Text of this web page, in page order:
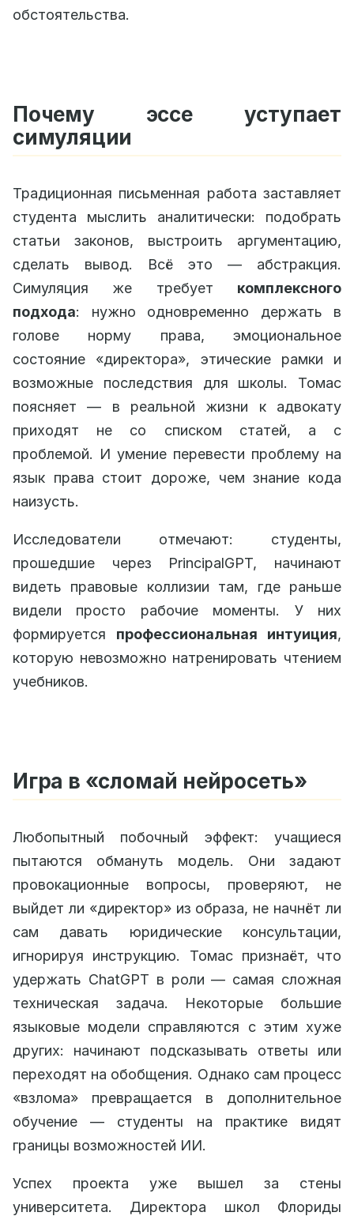
обстоятельства.
Почему эссе уступает
симуляции
Традиционная письменная работа заставляет
студента мыслить аналитически: подобрать
статьи законов, выстроить аргументацию,
сделать вывод. Всё это — абстракция.
Симуляция же требует комплексного
подхода: нужно одновременно держать в
голове норму права, эмоциональное
состояние «директора», этические рамки и
возможные последствия для школы. Томас
поясняет — в реальной жизни к адвокату
приходят не со списком статей, а с
проблемой. И умение перевести проблему на
язык права стоит дороже, чем знание кода
наизусть.
Исследователи отмечают: студенты,
прошедшие через PrincipalGPT, начинают
видеть правовые коллизии там, где раньше
видели просто рабочие моменты. У них
формируется профессиональная интуиция,
которую невозможно натренировать чтением
учебников.
Игра в «сломай нейросеть»
Любопытный побочный эффект: учащиеся
пытаются обмануть модель. Они задают
провокационные вопросы, проверяют, не
выйдет ли «директор» из образа, не начнёт ли
сам давать юридические консультации,
игнорируя инструкцию. Томас признаёт, что
удержать ChatGPT в роли — самая сложная
техническая задача. Некоторые большие
языковые модели справляются с этим хуже
других: начинают подсказывать ответы или
переходят на обобщения. Однако сам процесс
«взлома» превращается в дополнительное
обучение — студенты на практике видят
границы возможностей ИИ.
Успех проекта уже вышел за стены
университета. Директора школ Флориды